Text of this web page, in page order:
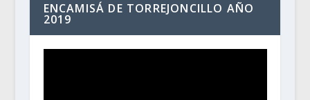
ENCAMISÁ DE TORREJONCILLO AÑO
2019